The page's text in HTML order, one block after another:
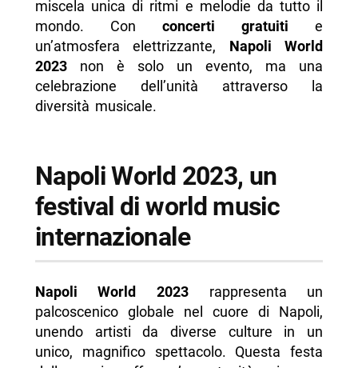
miscela unica di ritmi e melodie da tutto il
mondo. Con concerti gratuiti e
un’atmosfera elettrizzante, Napoli World
2023non è solo un evento, ma una
celebrazione dell’unità attraverso la
diversità musicale.
Napoli World 2023, un
festival di world music
internazionale
Napoli World 2023 rappresenta un
palcoscenico globale nel cuore di Napoli,
unendo artisti da diverse culture in un
unico, magnifico spettacolo. Questa festa